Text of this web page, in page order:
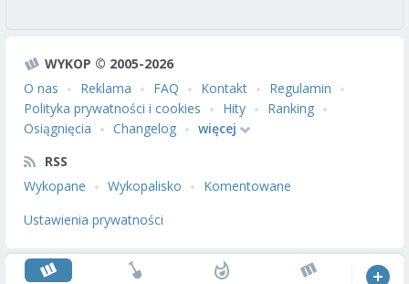
WYKOP © 2005-2026
O nas
Reklama FAQ Kontakt
Regulamin
Polityka prywatności i cookies
Hity
Ranking
Osiągnięcia
Changelog
więcej
RSS
Wykopane
Wykopalisko
Komentowane
Ustawienia prywatności